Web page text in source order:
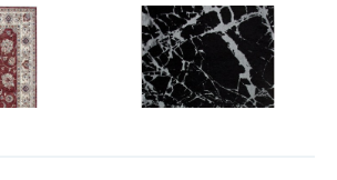
ALT
cm
Covor rezistent SM 21 -
Black, Silver XW, 80x300
441 lei